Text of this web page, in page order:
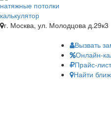
натяжные потолки
калькулятор
г. Москва, ул. Молодцова д.29к3
Вызвать
Онлайн-
Прайс-лист
Найти